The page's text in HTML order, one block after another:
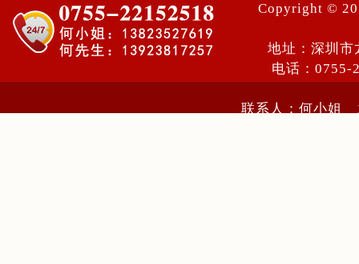
Copyright ©
地址：深圳市
电话：
联系人：何小